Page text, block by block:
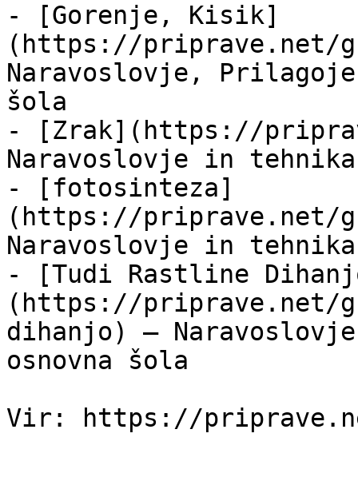
- [Gorenje, Kisik]
(https://priprave.net/
Naravoslovje,
šola
- [Zrak](https://
Naravoslovje in
- [fotosinteza]
(https://priprave.net/
Naravoslovje in
- [Tudi Rastline
(https://priprave.net/
dihanjo) —
osnovna šola